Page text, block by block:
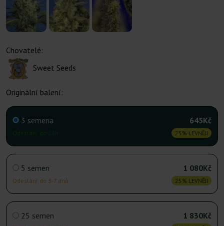
Chovatelé:
Sweet Seeds
Originální balení:
3 semena 645Kč
25% LEVNĚJI
5 semen
Odeslání do 3-7 dnů
1 080Kč
25% LEVNĚJI
25 semen 1 830Kč